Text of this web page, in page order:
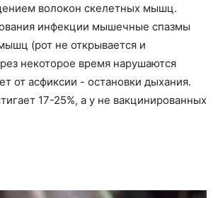
волокон скелетных мышц.
инфекции мышечные спазмы
(рот не открывается и
некоторое время нарушаются
от асфиксии - остановки дыхания.
17-25%, а у не вакцинированных